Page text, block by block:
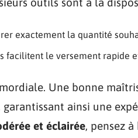
exactement la quantité
facilitent le versement rapide
Une bonne
ainsi une
et éclairée, pensez